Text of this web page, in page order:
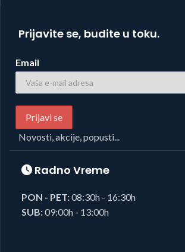
Prijavite se, budite u toku.
Email
Novosti, akcije, popusti...
Radno Vreme
PON - PET:08:30h - 16:30h
SUB:09:00h - 13:00h